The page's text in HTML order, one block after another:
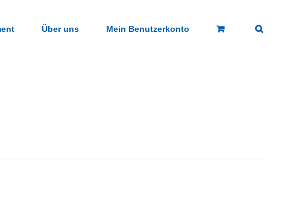
Über uns Mein Benutzerkonto